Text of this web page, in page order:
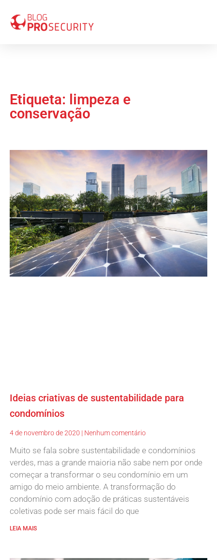
Etiqueta: limpeza e
conservação
Ideias criativas de sustentabilidade para
condomínios
4 de novembro de 2020 Nenhum comentário
Muito se fala sobre sustentabilidade e condomínios
verdes, mas a grande maioria não sabe nem por onde
começar a transformar o seu condomínio em um
amigo do meio ambiente. A transformação do
condomínio com adoção de práticas sustentáveis
coletivas pode ser mais fácil do que
LEIA MAIS